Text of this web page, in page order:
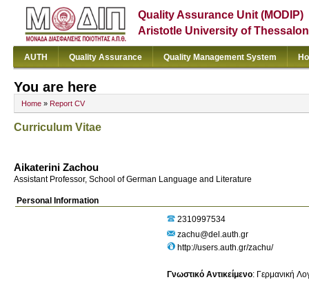
Quality Assurance Unit (MODIP)
Aristotle University of
AUTH Quality Assurance Quality Management System
You are here
Home » Report CV
Curriculum Vitae
Aikaterini Zachou
Assistant Professor, School of German Language and Literature
Personal Information
2310997534
zachu@del.auth.gr
http://users.auth.gr/zachu/
Γνωστικό Αντικείμενο: Γερμανική